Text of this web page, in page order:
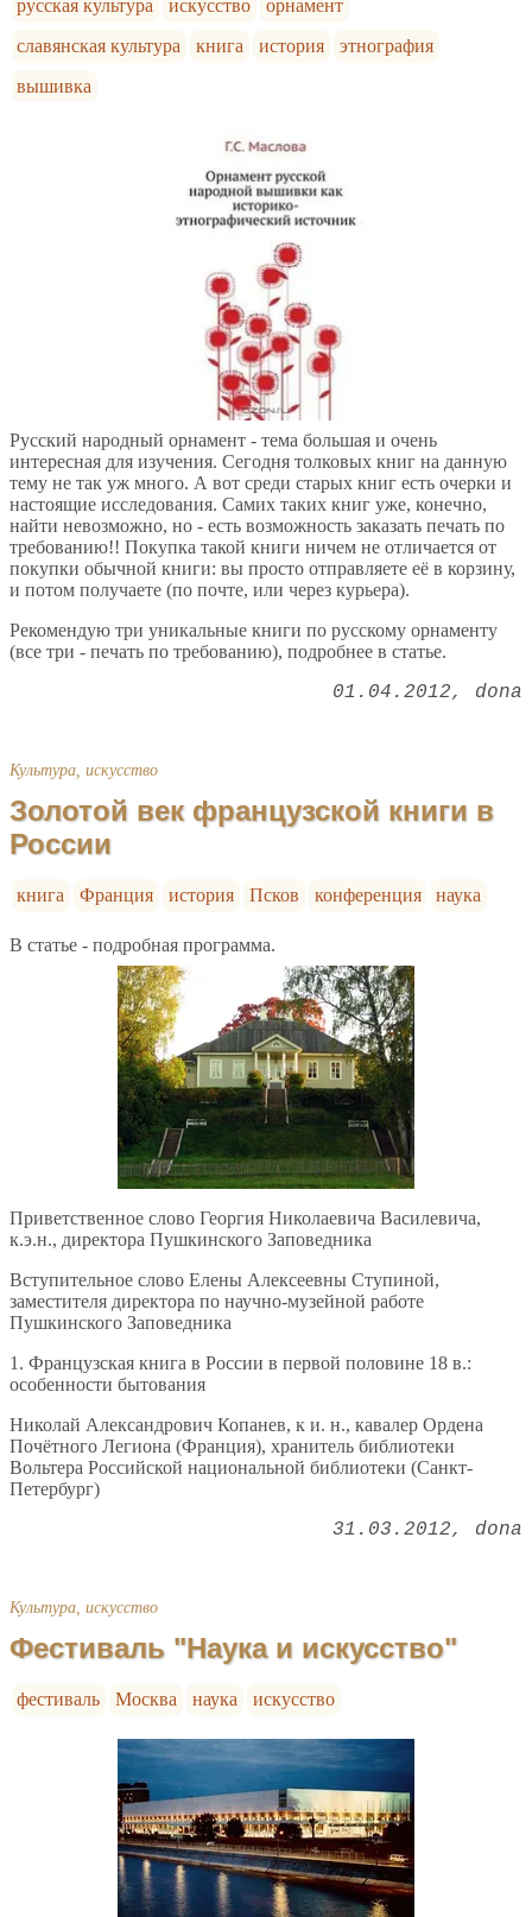
русская культура искусство
орнамент
славянская культура
книга история
этнография
вышивка
Русский народный орнамент - тема большая и очень
интересная для изучения. Сегодня толковых книг на данную
тему не так уж много. А вот среди старых книг есть очерки и
настоящие исследования. Самих таких книг уже, конечно,
найти невозможно, но - есть возможность заказать печать по
требованию!! Покупка такой книги ничем не отличается от
покупки обычной книги: вы просто отправляете её в корзину,
и потом получаете (по почте, или через курьера).
Рекомендую три уникальные книги по русскому орнаменту
(все три - печать по требованию), подробнее в статье.
01.04.2012 dona
Культура, искусство
Золотой век французской книги в
России
книга Франция история Псков конференция наука
В статье - подробная программа.
Приветственное слово Георгия Николаевича Василевича,
к.э.н., директора Пушкинского Заповедника
Вступительное слово Елены Алексеевны Ступиной,
заместителя директора по научно-музейной работе
Пушкинского Заповедника
1. Французская книга в России в первой половине 18 в.:
особенности бытования
Николай Александрович Копанев, к и. н., кавалер Ордена
Почётного Легиона (Франция), хранитель библиотеки
Вольтера Российской национальной библиотеки (Санкт-
Петербург)
31.03.2012 dona
Культура, искусство
Фестиваль "Наука и искусство"
фестиваль Москва наука искусство